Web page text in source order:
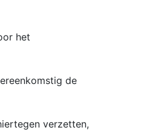
het
de
verzetten,